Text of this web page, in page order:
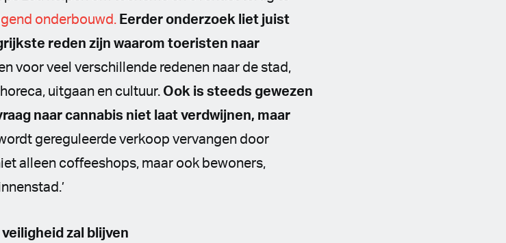
onderbouwd. Eerder onderzoek liet juist
reden zijn waarom toeristen naar
voor veel verschillende redenen naar de stad,
uitgaan en cultuur. Ook is steeds gewezen
naar cannabis niet laat verdwijnen, maar
gereguleerde verkoop vervangen door
alleen coffeeshops, maar ook bewoners,
zal blijven